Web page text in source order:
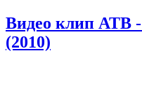
Видео клип ATB
(2010)